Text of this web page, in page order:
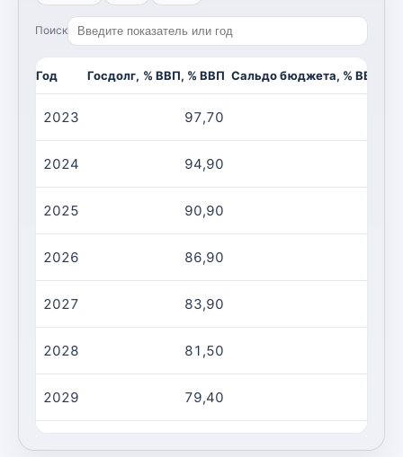
Поиск
Год Госдолг, % ВВП, % ВВП Сальдо бюджета, % ВВП, %
2023 97,70
2024 94,90
2025 90,90
2026 86,90
2027 83,90
2028 81,50
2029 79,40